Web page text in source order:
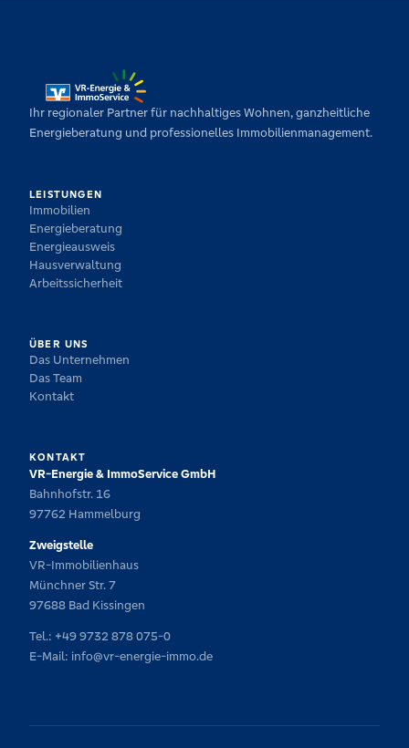
Ihr regionaler Partner für nachhaltiges Wohnen, ganzheitliche
Energieberatung und professionelles Immobilienmanagement.
LEISTUNGEN
Immobilien
Energieberatung
Energieausweis
Hausverwaltung
Arbeitssicherheit
ÜBER UNS
Das Unternehmen
Das Team
Kontakt
KONTAKT
VR-Energie & ImmoService GmbH
Bahnhofstr. 16
97762 Hammelburg
Zweigstelle
VR-Immobilienhaus
Münchner Str. 7
97688 Bad Kissingen
Tel.: +49 9732 878 075-0
E-Mail: info@vr-energie-immo.de